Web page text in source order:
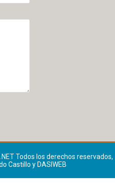
Todos los derechos reservados,
Castillo y DASIWEB